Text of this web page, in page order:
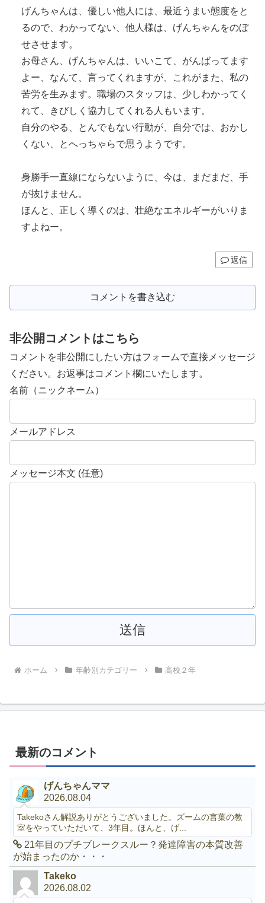
げんちゃんは、優しい他人には、最近うまい態度をと
るので、わかってない、他人様は、げんちゃんをのぼ
せさせます。
お母さん、げんちゃんは、いいこて、がんばってます
よー、なんて、言ってくれますが、これがまた、私の
苦労を生みます。職場のスタッフは、少しわかってく
れて、きびしく協力してくれる人もいます。
自分のやる、とんでもない行動が、自分では、おかし
くない、とへっちゃらで思うようです。
身勝手一直線にならないように、今は、まだまだ、手
が抜けません。
ほんと、正しく導くのは、壮絶なエネルギーがいりま
すよねー。
返信
コメントを書き込む
非公開コメントはこちら
コメントを非公開にしたい方はフォームで直接メッセージ
ください。お返事はコメント欄にいたします。
名前（ニックネーム）
メールアドレス
メッセージ本文 (任意)
ホーム 年齢別カテゴリー 高校２年
最新のコメント
げんちゃんママ
2026.08.04
Takekoさん解説ありがとうございました。ズームの言葉の教
室をやっていただいて、3年目。ほんと、げ...
21年目のプチブレークスルー？発達障害の本質改善
が始まったのか・・・
Takeko
2026.08.02